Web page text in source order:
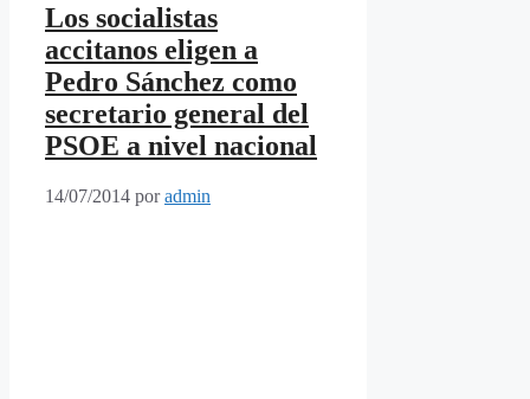
Los socialistas
accitanos eligen a
Pedro Sánchez como
secretario general del
PSOE a nivel nacional
14/07/2014 poradmin